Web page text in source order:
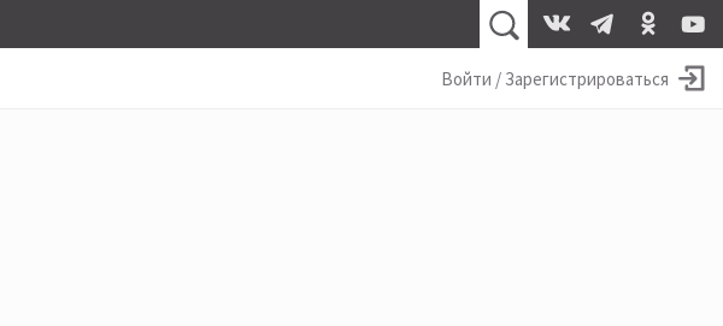
Войти / Зарегистрироваться